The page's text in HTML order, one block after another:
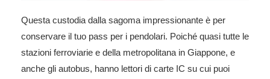
Questa custodia dalla sagoma impressionante è per
conservare il tuo pass per i pendolari. Poiché quasi tutte le
stazioni ferroviarie e della metropolitana in Giappone, e
anche gli autobus, hanno lettori di carte IC su cui puoi